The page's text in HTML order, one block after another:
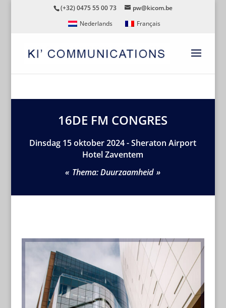
(+32) 0475 55 00 73
pw@kicom.be
Nederlands
Français
16DE FM CONGRES
Dinsdag 15 oktober 2024 - Sheraton Airport
Hotel Zaventem
Thema: Duurzaamheid